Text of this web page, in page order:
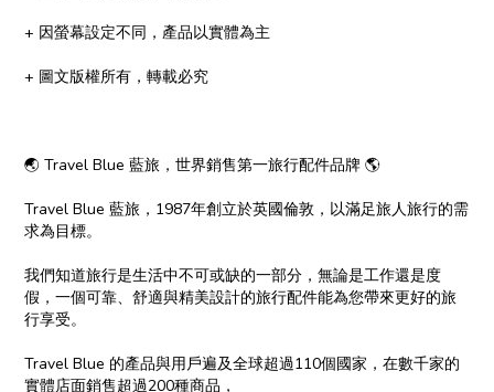
+ 因螢幕設定不同，產品以實體為主
+ 圖文版權所有，轉載必究
🌏 Travel Blue 藍旅，世界銷售第一旅行配件品牌 🌎
Travel Blue 藍旅，1987年創立於英國倫敦，以滿足旅人旅行的需
求為目標。
我們知道旅行是生活中不可或缺的一部分，無論是工作還是度
假，一個可靠、舒適與精美設計的旅行配件能為您帶來更好的旅
行享受。
Travel Blue 的產品與用戶遍及全球超過110個國家，在數千家的
實體店面銷售超過200種商品，